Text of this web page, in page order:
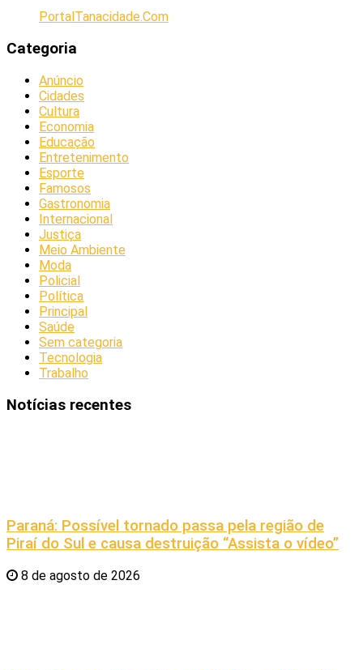
PortalTanacidade.Com
Categoria
Anúncio
Cidades
Cultura
Economia
Educação
Entretenimento
Esporte
Famosos
Gastronomia
Internacional
Justiça
Meio Ambiente
Moda
Policial
Política
Principal
Saúde
Sem categoria
Tecnologia
Trabalho
Notícias recentes
Paraná: Possível tornado passa pela região de
Piraí do Sul e causa destruição “Assista o vídeo”
8 de agosto de 2026